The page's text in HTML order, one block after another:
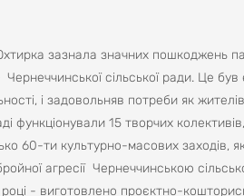
зазнала значних пошкоджень
сільської ради. Це
і задовольняв потреби як
функціонували 15 творчих
60-ти культурно-масових заходів,
агресії Чернеччинською
- виготовлено проєктно-